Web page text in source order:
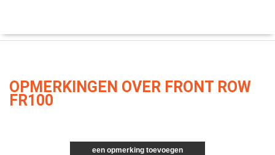
OPMERKINGEN OVER FRONT ROW
FR100
een opmerking toevoegen